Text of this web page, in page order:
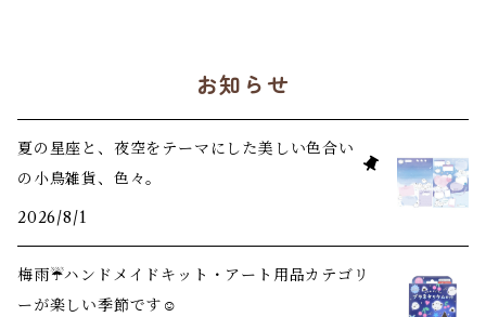
お知らせ
夏の星座と、夜空をテーマにした美しい色合い
の小鳥雑貨、色々。
2026/8/1
梅雨☔️ハンドメイドキット・アート用品カテゴリ
ーが楽しい季節です☺️